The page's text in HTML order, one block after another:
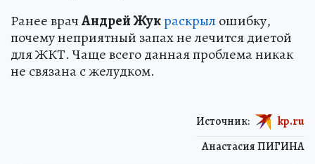
Ранее врачАндрей Жукраскрыл ошибку,
почему неприятный запах не лечится диетой
для ЖКТ. Чаще всего данная проблема никак
не связана с желудком.
Анастасия ПИГИНА
Источник: kp.ru